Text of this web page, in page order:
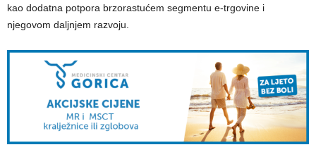
kao dodatna potpora brzorastućem segmentu e-trgovine i
njegovom daljnjem razvoju.